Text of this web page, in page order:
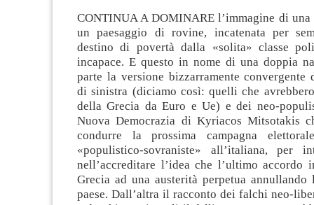
CONTINUA A DOMINARE l’immagine di
un paesaggio di rovine, incatenata per
destino di povertà dalla «solita» classe
incapace. E questo in nome di una doppia
parte la versione bizzarramente convergente
di sinistra (diciamo così: quelli che
della Grecia da Euro e Ue) e dei neo-
Nuova Democrazia di Kyriacos Mitsotakis
condurre la prossima campagna
«populistico-sovraniste» all’italiana, per
nell’accreditare l’idea che l’ultimo accordo
Grecia ad una austerità perpetua
paese. Dall’altra il racconto dei falchi neo-